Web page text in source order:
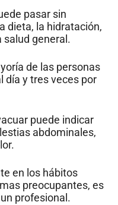
pasar sin
dieta, la hidratación,
salud general.
de las personas
día y tres veces por
puede indicar
abdominales,
en los hábitos
preocupantes, es
profesional.